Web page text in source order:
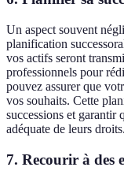
Un aspect souvent
planification
vos actifs seront
professionnels pour
pouvez assurer que
vos souhaits. Cette
successions et garantir
adéquate de leurs droits.
7. Recourir à des